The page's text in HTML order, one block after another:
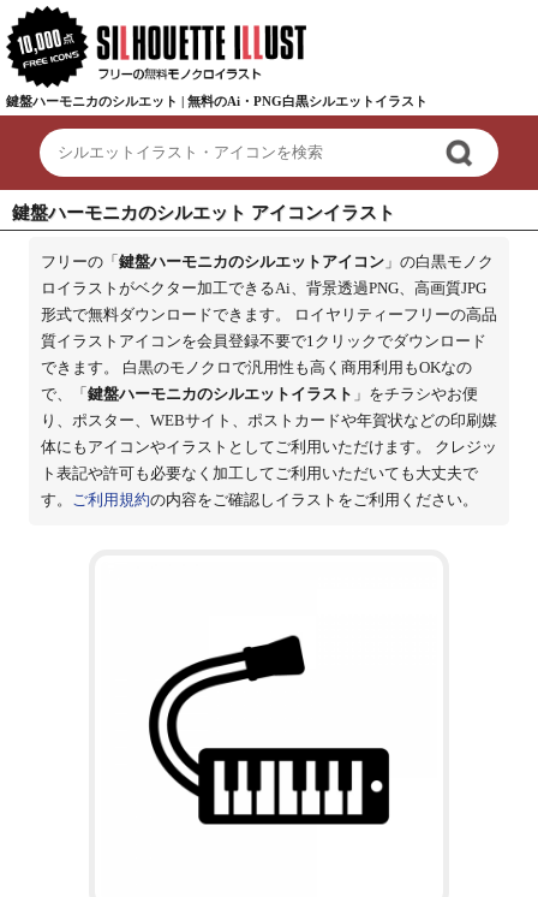
鍵盤ハーモニカのシルエット | 無料のAi・PNG白黒シルエットイラスト
鍵盤ハーモニカのシルエット アイコンイラスト
フリーの「 鍵盤ハーモニカのシルエットアイコン」の白黒モノク
ロイラストがベクター加工できるAi、背景透過PNG、高画質JPG
形式で無料ダウンロードできます。 ロイヤリティーフリーの高品
質イラストアイコンを会員登録不要で1クリックでダウンロード
できます。 白黒のモノクロで汎用性も高く商用利用もOKなの
で、「 鍵盤ハーモニカのシルエットイラスト 」をチラシやお便
り、ポスター、WEBサイト、ポストカードや年賀状などの印刷媒
体にもアイコンやイラストとしてご利用いただけます。 クレジッ
ト表記や許可も必要なく加工してご利用いただいても大丈夫で
す。 ご利用規約の内容をご確認しイラストをご利用ください。